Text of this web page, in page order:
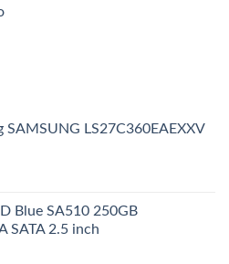
SAMSUNG LS27C360EAEXXV
Blue SA510 250GB
SATA 2.5 inch